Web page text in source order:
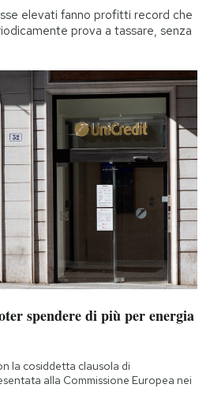
elevati fanno profitti record che
prova a tassare, senza
spendere di più per energia
la cosiddetta clausola di
alla Commissione Europea nei